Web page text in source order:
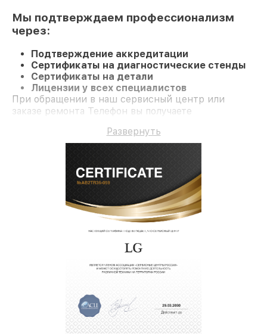
Мы подтверждаем профессионализм
через:
Подтверждение аккредитации
Сертификаты на диагностические стенды
Сертификаты на детали
Лицензии у всех специалистов
При обращении в наш сервисный центр или
заказе ремонта Телефон вы получаете
гарантию на ремонт и детали.
Развернуть